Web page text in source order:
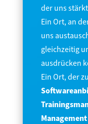
der uns
Ein Ort, an
uns
gleichzeitig
ausdrücken
Ein Ort, der
Management